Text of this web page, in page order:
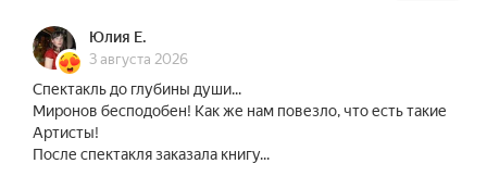
Юлия Е.
3 августа 2026
Спектакль до глубины души...
Миронов бесподобен! Как же нам повезло, что есть такие
Артисты!
После спектакля заказала книгу...